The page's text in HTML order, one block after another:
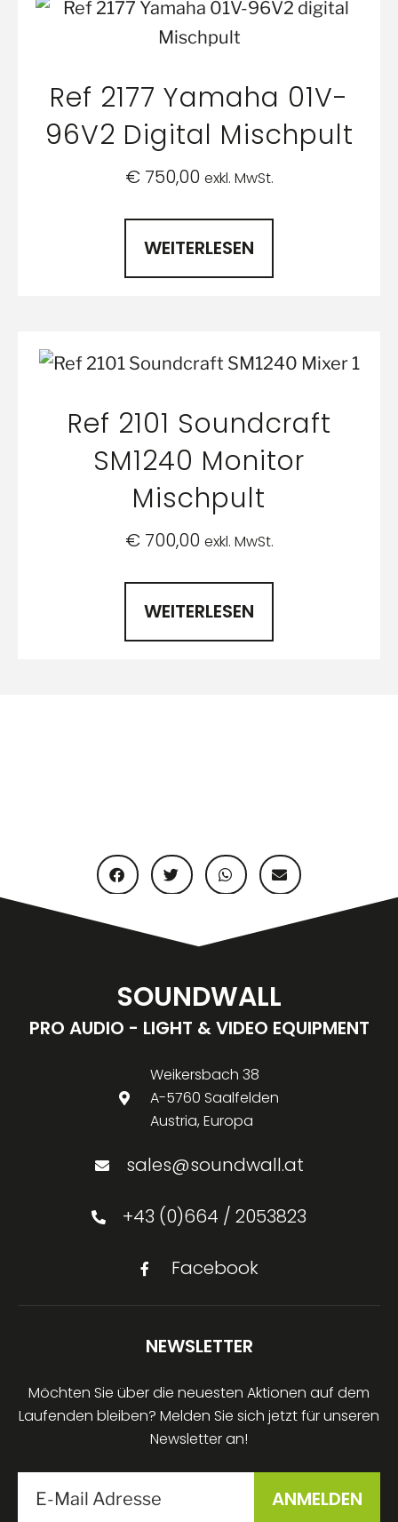
Ref 2177 Yamaha 01V-
96V2 Digital Mischpult
€750,00 exkl. MwSt.
WEITERLESEN
Ref 2101 Soundcraft
SM1240 Monitor
Mischpult
€700,00 exkl. MwSt.
WEITERLESEN
SOUNDWALL
PRO AUDIO - LIGHT & VIDEO EQUIPMENT
Weikersbach 38
A-5760 Saalfelden
Austria, Europa
sales@soundwall.at
+43 (0)664 / 2053823
Facebook
NEWSLETTER
Möchten Sie über die neuesten Aktionen auf dem
Laufenden bleiben? Melden Sie sich jetzt für unseren
Newsletter an!